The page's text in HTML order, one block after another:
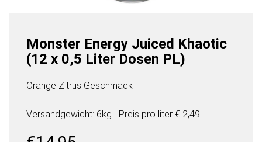
Monster Energy Juiced Khaotic
(12 x 0,5 Liter Dosen PL)
Orange Zitrus Geschmack
Versandgewicht: 6kg Preis pro liter € 2,49